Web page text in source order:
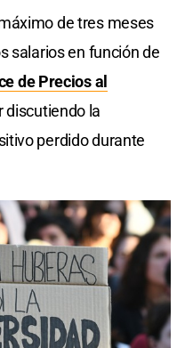
de tres meses
salarios en función de
de Precios al
discutiendo la
perdido durante